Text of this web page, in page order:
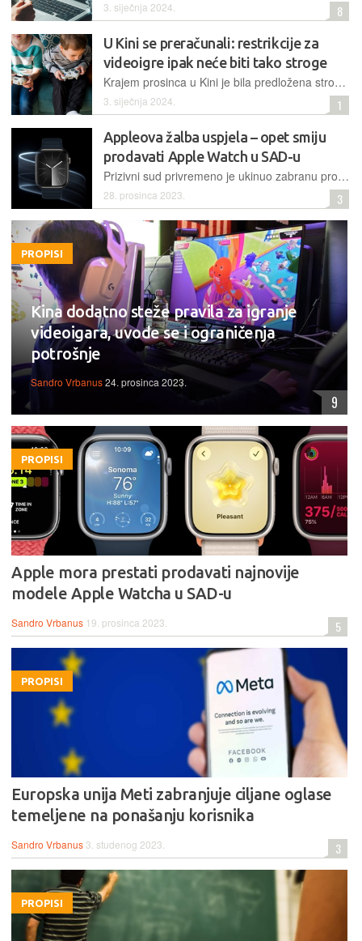
3. siječnja 2024. 8
U Kini se preračunali: restrikcije za
videoigre ipak neće biti tako stroge
Krajem prosinca u Kini je bila predložena stroža regulativa za maloljetne igrače videoigara. Nakon toga, dionice gaming kompanija potonule su, zbog čega je smijenjen glavni predlagatelj, a prijedlog ublažen
3. siječnja 2024. 1
Appleova žalba uspjela – opet smiju
prodavati Apple Watch u SAD-u
Prizivni sud privremeno je ukinuo zabranu prodaje pametnih satova. Ta će odluka biti na snazi dok se ne donese konačni pravorijek, ili dok Apple ne pronađe načina dokazati da ne krši tuđe patente
28. prosinca 2023. 3
PROPISI
Kina dodatno steže pravila za igranje
videoigara, uvode se i ograničenja
potrošnje
Sandro Vrbanus24. prosinca 2023.
9
PROPISI
Apple mora prestati prodavati najnovije
modele Apple Watcha u SAD-u
Sandro Vrbanus 19. prosinca 2023. 5
PROPISI
Europska unija Meti zabranjuje ciljane oglase
temeljene na ponašanju korisnika
Sandro Vrbanus 3. studenog 2023. 3
PROPISI